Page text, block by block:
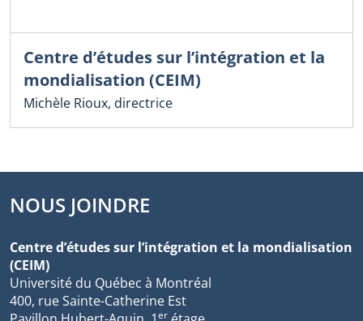
Centre d’études sur l’intégration et la
mondialisation (CEIM)
Michèle Rioux, directrice
NOUS JOINDRE
Centre d’études sur l’intégration et la mondialisation
(CEIM)
Université du Québec à Montréal
400, rue Sainte-Catherine Est
er